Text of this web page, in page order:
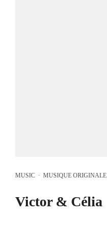
MUSIC · MUSIQUE ORIGINALE
Victor & Célia